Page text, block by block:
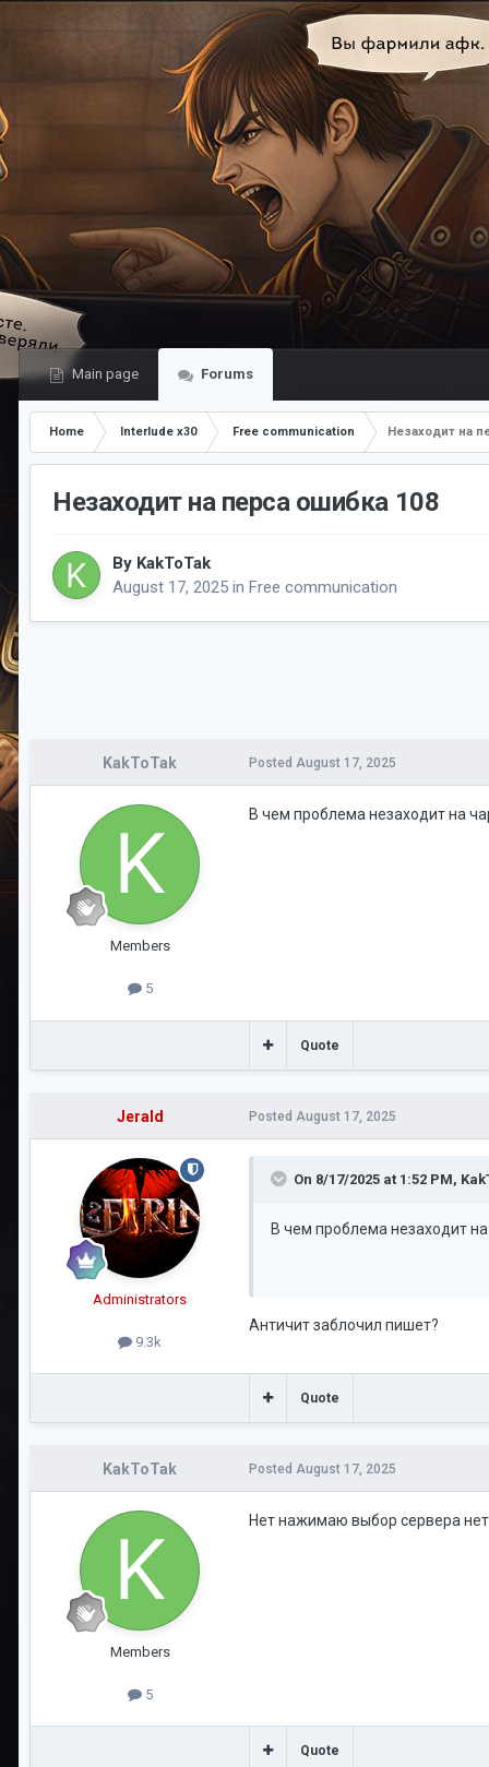
Main page Forums
Home Interlude x30 Free communication Незаходит на
Незаходит на перса ошибка 108
By KakToTak
August 17, 2025 in Free communication
KakToTak
Members
5
Posted August 17, 2025
В чем проблема незаходит на
Quote
Jerald
Administrators
9.3k
Posted August 17, 2025
On 8/17/2025 at 1:52 PM,
В чем проблема незаходит
Античит заблочил пишет?
Quote
KakToTak
Members
5
Posted August 17, 2025
Нет нажимаю выбор сервера
Quote